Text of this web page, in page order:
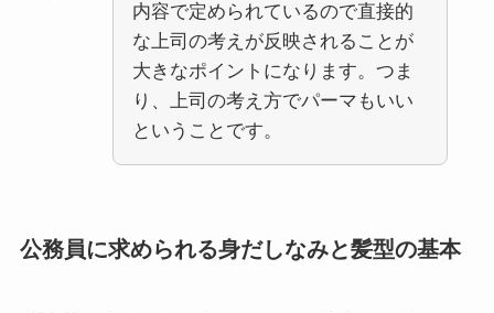
内容で定められているので直接的
な上司の考えが反映されることが
大きなポイントになります。つま
り、上司の考え方でパーマもいい
ということです。
公務員に求められる身だしなみと髪型の基本